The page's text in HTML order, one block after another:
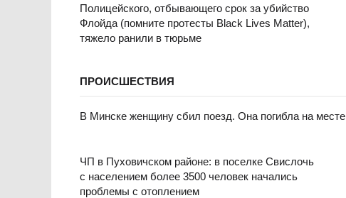
Полицейского, отбывающего срок за убийство
Флойда (помните протесты Black Lives Matter),
тяжело ранили в тюрьме
ПРОИСШЕСТВИЯ
В Минске женщину сбил поезд. Она погибла на месте
ЧП в Пуховичском районе: в поселке Свислочь
с населением более 3500 человек начались
проблемы с отоплением